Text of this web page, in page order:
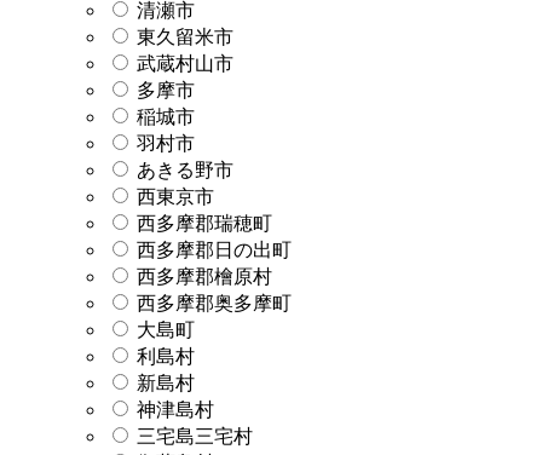
清瀬市
東久留米市
武蔵村山市
多摩市
稲城市
羽村市
あきる野市
西東京市
西多摩郡瑞穂町
西多摩郡日の出町
西多摩郡檜原村
西多摩郡奥多摩町
大島町
利島村
新島村
神津島村
三宅島三宅村